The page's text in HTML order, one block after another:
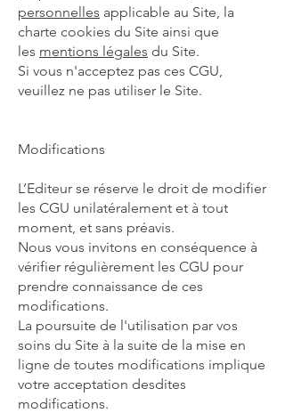
personnelles applicable au Site, la
charte cookies du Site ainsi que
les mentions légales du Site.
Si vous n'acceptez pas ces CGU,
veuillez ne pas utiliser le Site.
Modifications
L’Editeur se réserve le droit de modifier
les CGU unilatéralement et à tout
moment, et sans préavis.
Nous vous invitons en conséquence à
vérifier régulièrement les CGU pour
prendre connaissance de ces
modifications.
La poursuite de l'utilisation par vos
soins du Site à la suite de la mise en
ligne de toutes modifications implique
votre acceptation desdites
modifications.